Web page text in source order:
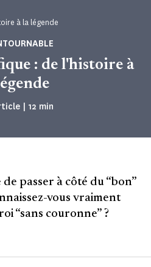
à la légende
| Temps de Lecture
12 min
: de l'histoire à
passer à côté du “bon”
vous vraiment
“sans couronne” ?